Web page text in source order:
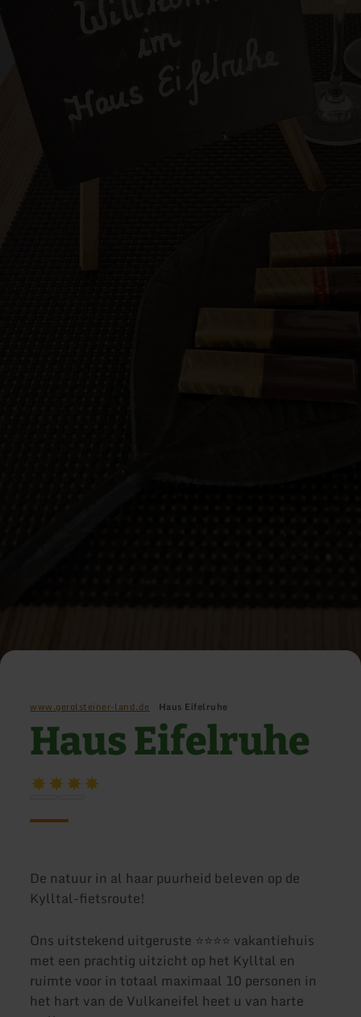
www.gerolsteiner-land.de Haus Eifelruhe
Haus Eifelruhe
De natuur in al haar puurheid beleven op de
Kylltal-fietsroute!
Ons uitstekend uitgeruste ⭐⭐⭐⭐ vakantiehuis
met een prachtig uitzicht op het Kylltal en
ruimte voor in totaal maximaal 10 personen in
het hart van de Vulkaneifel heet u van harte